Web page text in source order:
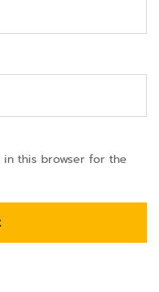
in this browser for the